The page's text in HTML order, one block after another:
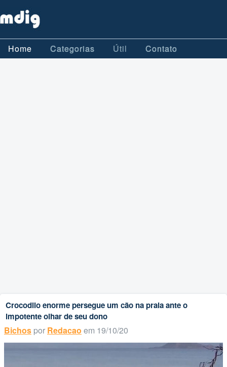
Home Categorias Útil Contato
Crocodilo enorme persegue um cão na praia ante o
impotente olhar de seu dono
Bichos por Redacao em 19/10/20